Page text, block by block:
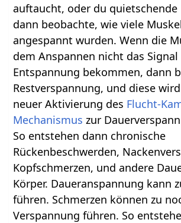
auftaucht, oder du quietschende
dann beobachte, wie viele
angespannt wurden. Wenn die
dem Anspannen nicht das Signal
Entspannung bekommen, dann
Restverspannung, und diese
neuer Aktivierung des Flucht-
Mechanismus zur
So entstehen dann chronische
Rückenbeschwerden,
Kopfschmerzen, und andere
Körper. Daueranspannung kann
führen. Schmerzen können zu
Verspannung führen. So